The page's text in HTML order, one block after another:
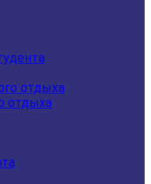
отдыха